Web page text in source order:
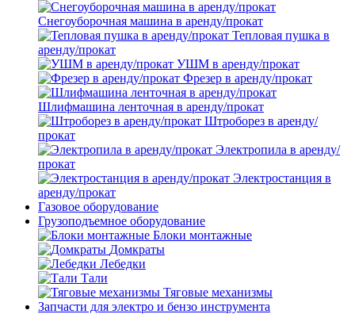
Снегоуборочная машина в аренду/прокат
Тепловая пушка в
аренду/прокат
УШМ в аренду/прокат
Фрезер в аренду/прокат
Шлифмашина ленточная в аренду/прокат
Штроборез в аренду/
прокат
Электропила в аренду/
прокат
Электростанция в
аренду/прокат
Газовое оборудование
Грузоподъемное оборудование
Блоки монтажные
Домкраты
Лебедки
Тали
Тяговые механизмы
Запчасти для электро и бензо инструмента